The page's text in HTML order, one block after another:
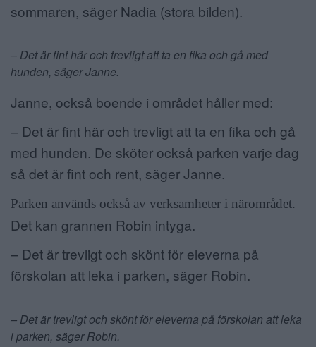
sommaren, säger Nadia (stora bilden).
– Det är fint här och trevligt att ta en fika och gå med
hunden, säger Janne.
Janne, också boende i området håller med:
– Det är fint här och trevligt att ta en fika och gå
med hunden. De sköter också parken varje dag
så det är fint och rent, säger Janne.
Parken används också av verksamheter i närområdet.
Det kan grannen Robin intyga.
– Det är trevligt och skönt för eleverna på
förskolan att leka i parken, säger Robin.
– Det är trevligt och skönt för eleverna på förskolan att leka
i parken, säger Robin.